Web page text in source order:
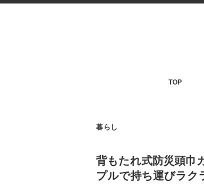
TOP
暮らし
背もたれ式防災頭巾
プルで持ち運びラク